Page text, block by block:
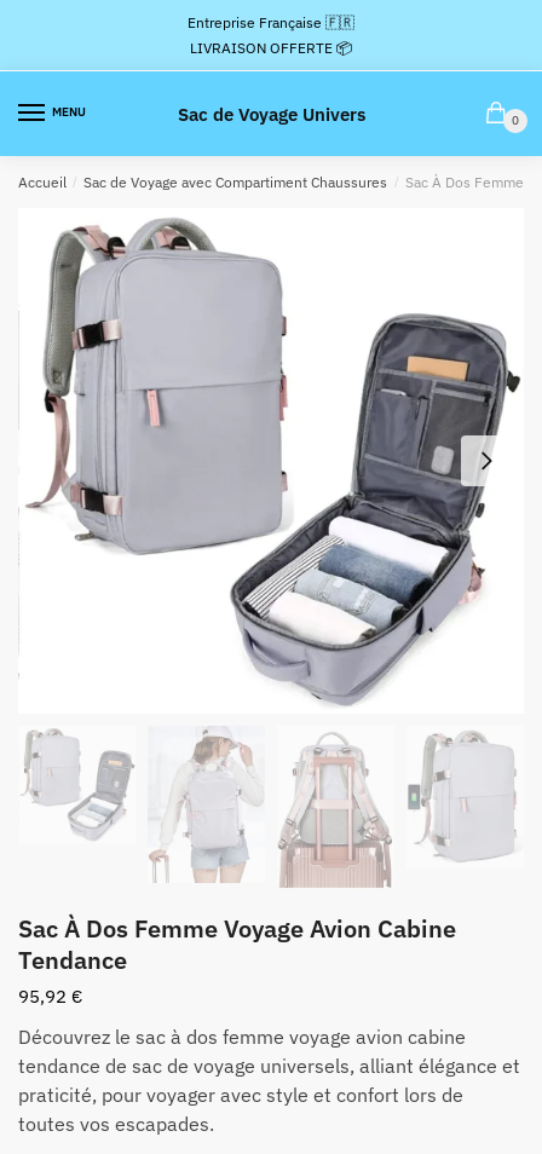
la
navigation
contenu
Entreprise Française 🇫🇷
LIVRAISON OFFERTE 📦
MENU Sac de Voyage Univers 0
Accueil / Sac de Voyage avec Compartiment Chaussures / Sac À Dos Femme
Sac À Dos Femme Voyage Avion Cabine
Tendance
95,92 €
Découvrez le sac à dos femme voyage avion cabine
tendance de sac de voyage universels, alliant élégance et
praticité, pour voyager avec style et confort lors de
toutes vos escapades.